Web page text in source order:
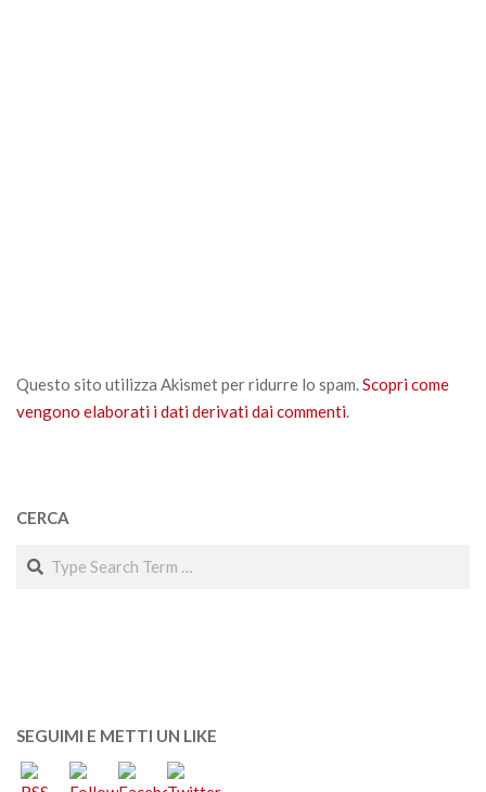
Questo sito utilizza Akismet per ridurre lo spam.Scopri come
vengono elaborati i dati derivati dai commenti.
CERCA
Search
SEGUIMI E METTI UN LIKE